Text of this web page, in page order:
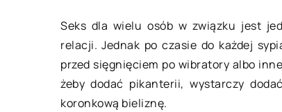
Seks dla wielu osób w związku jest
relacji. Jednak po czasie do każdej
przed sięgnięciem po wibratory albo
żeby dodać pikanterii, wystarczy
koronkową bieliznę.